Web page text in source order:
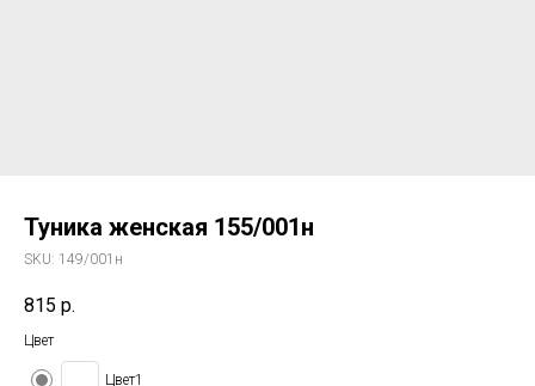
Туника женская 155/001н
SKU: 149/001н
815 р.
Цвет
Цвет1